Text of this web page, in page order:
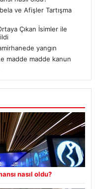
ve Afişler Tartışma
Çıkan İsimler ile
yangın
madde madde kanun
nasıl oldu?